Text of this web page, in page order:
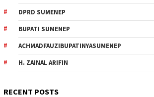
DPRD SUMENEP
BUPATI SUMENEP
ACHMADFAUZIBUPATINYASUMENEP
H. ZAINAL ARIFIN
RECENT POSTS